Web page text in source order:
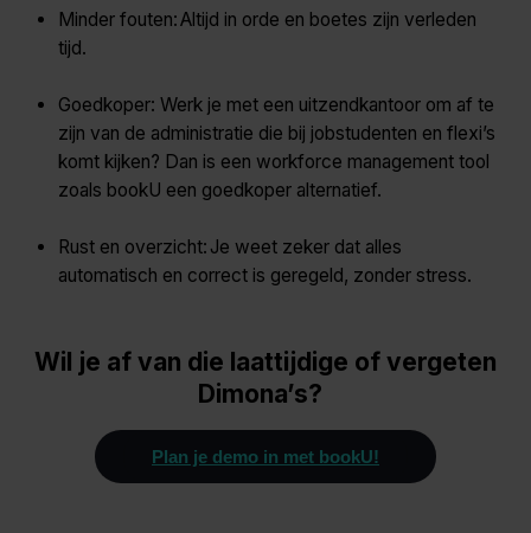
Minder fouten: Altijd in orde en boetes zijn verleden
tijd.
Goedkoper: Werk je met een uitzendkantoor om af te
zijn van de administratie die bij jobstudenten en flexi’s
komt kijken? Dan is een workforce management tool
zoals bookU een goedkoper alternatief.
Rust en overzicht: Je weet zeker dat alles
automatisch en correct is geregeld, zonder stress.
Wil je af van die laattijdige of vergeten
Dimona’s?
Plan je demo in met bookU!